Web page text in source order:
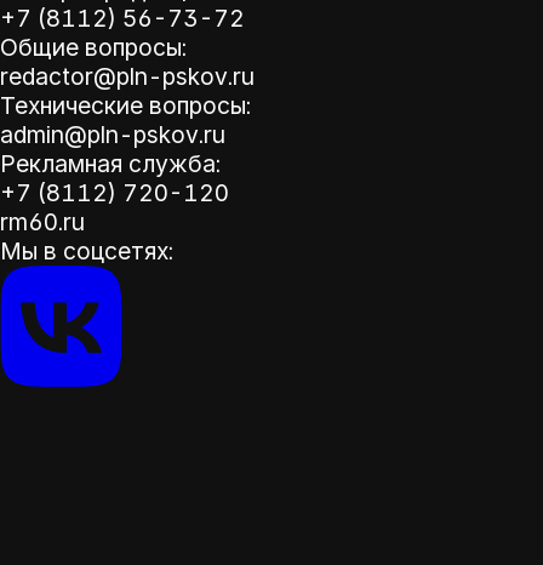
+7 (8112) 56-73-72
Общие вопросы:
redactor@pln-pskov.ru
Технические вопросы:
admin@pln-pskov.ru
Рекламная служба:
+7 (8112) 720-120
rm60.ru
Мы в соцсетях: